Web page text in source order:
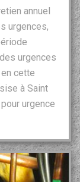
annuel
urgences,
urgences
cette
à Saint
urgence